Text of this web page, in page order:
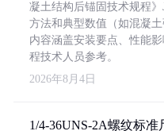
凝土结构后锚固技术规程
方法和典型数值（如混凝土
内容涵盖安装要点、性能
程技术人员参考。
2026年8月4日
1/4-36UNS-2A螺纹标准